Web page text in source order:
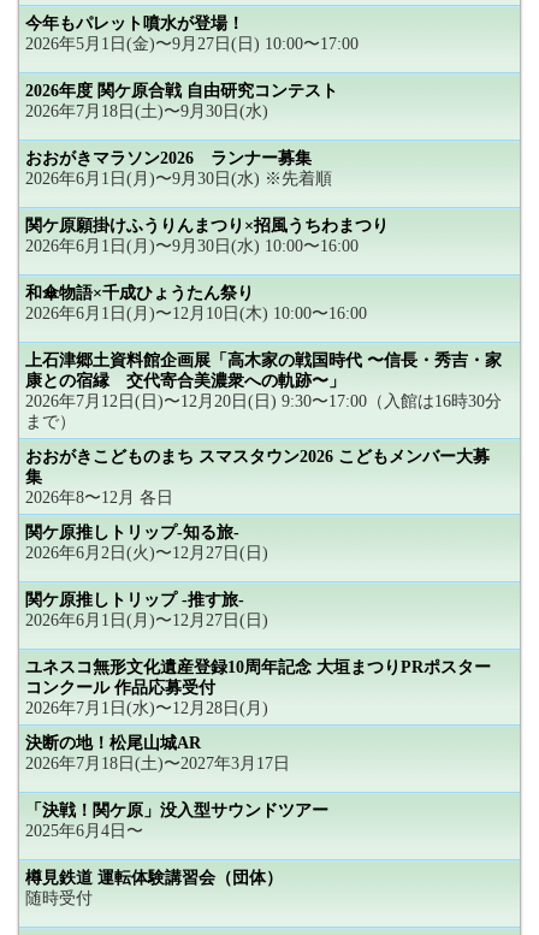
今年もパレット噴水が登場！
2026年5月1日(金)〜9月27日(日) 10:00〜17:00
2026年度 関ケ原合戦 自由研究コンテスト
2026年7月18日(土)〜9月30日(水)
おおがきマラソン2026 ランナー募集
2026年6月1日(月)〜9月30日(水) ※先着順
関ケ原願掛けふうりんまつり×招風うちわまつり
2026年6月1日(月)〜9月30日(水) 10:00〜16:00
和傘物語×千成ひょうたん祭り
2026年6月1日(月)〜12月10日(木) 10:00〜16:00
上石津郷土資料館企画展「高木家の戦国時代 〜信長・秀吉・家
康との宿縁 交代寄合美濃衆への軌跡〜」
2026年7月12日(日)〜12月20日(日) 9:30〜17:00（入館は16時30分
まで）
おおがきこどものまち スマスタウン2026 こどもメンバー大募
集
2026年8〜12月 各日
関ケ原推しトリップ-知る旅-
2026年6月2日(火)〜12月27日(日)
関ケ原推しトリップ -推す旅-
2026年6月1日(月)〜12月27日(日)
ユネスコ無形文化遺産登録10周年記念 大垣まつりPRポスター
コンクール 作品応募受付
2026年7月1日(水)〜12月28日(月)
決断の地！松尾山城AR
2026年7月18日(土)〜2027年3月17日
「決戦！関ケ原」没入型サウンドツアー
2025年6月4日〜
樽見鉄道 運転体験講習会（団体）
随時受付